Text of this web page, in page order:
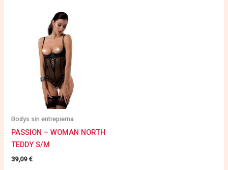
Bodys sin entrepierna
PASSION – WOMAN NORTH
TEDDY S/M
39,09€